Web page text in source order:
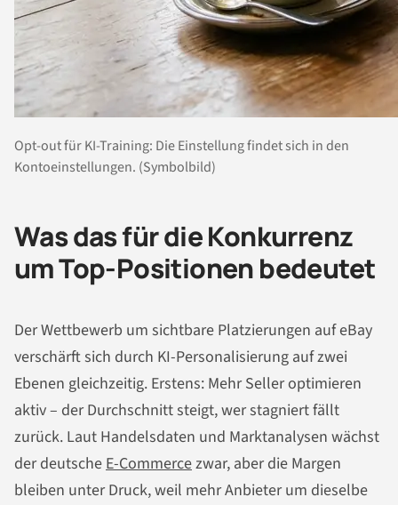
Opt-out für KI-Training: Die Einstellung findet sich in den
Kontoeinstellungen. (Symbolbild)
Was das für die Konkurrenz
um Top-Positionen bedeutet
Der Wettbewerb um sichtbare Platzierungen auf eBay
verschärft sich durch KI-Personalisierung auf zwei
Ebenen gleichzeitig. Erstens: Mehr Seller optimieren
aktiv – der Durchschnitt steigt, wer stagniert fällt
zurück. Laut Handelsdaten und Marktanalysen wächst
der deutscheE-Commercezwar, aber die Margen
bleiben unter Druck, weil mehr Anbieter um dieselbe